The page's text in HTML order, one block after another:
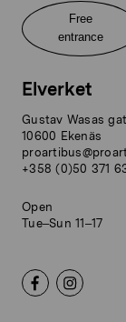
Free
entrance
Elverket
Gustav Wasas
10600 Ekenäs
+358 (0)50 371
Open
Tue–Sun 11–17